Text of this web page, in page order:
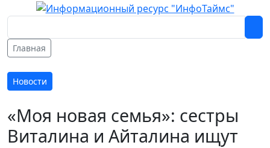
Главная
Новости
«Моя новая семья»: сестры
Виталина и Айталина ищут